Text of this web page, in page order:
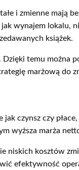
i zmienne mają
wynajem lokalu,
książek.
temu można
marżową do
jak czynsz czy
wyższa marża
niskich kosztów
efektywność